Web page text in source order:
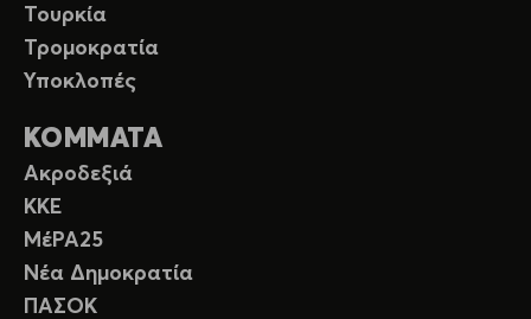
Τουρκία
Τρομοκρατία
Υποκλοπές
ΚΟΜΜΑΤΑ
Ακροδεξιά
ΚΚΕ
ΜέΡΑ25
Νέα Δημοκρατία
ΠΑΣΟΚ